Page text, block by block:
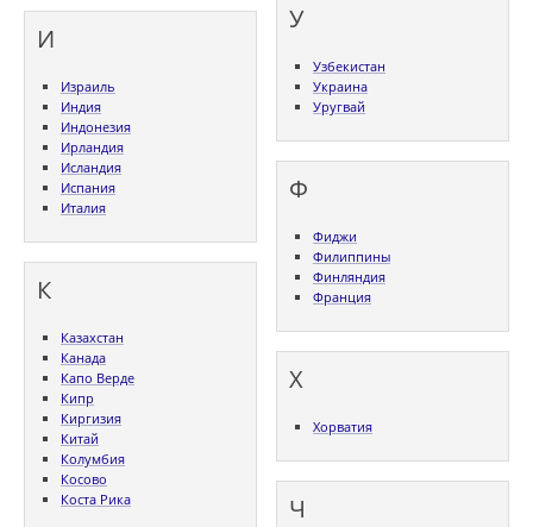
И
Израиль
Индия
Индонезия
Ирландия
Исландия
Испания
Италия
К
Казахстан
Канада
Капо Верде
Кипр
Киргизия
Китай
Колумбия
Косово
Коста Рика
У
Узбекистан
Украина
Уругвай
Ф
Фиджи
Филиппины
Финляндия
Франция
Х
Хорватия
Ч